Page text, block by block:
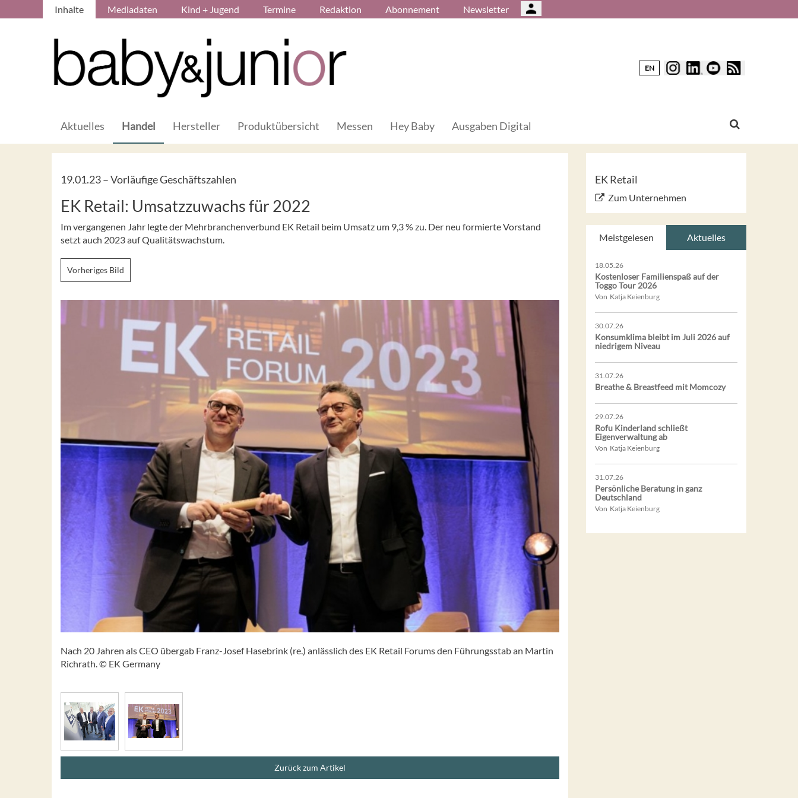
Inhalte Mediadaten Kind + Jugend Termine Redaktion Abonnement Newsletter
EN
Aktuelles Handel Hersteller Produktübersicht Messen Hey Baby Ausgaben Digital
19.01.23 –Vorläufige Geschäftszahlen
EK Retail: Umsatzzuwachs für 2022
Im vergangenen Jahr legte der Mehrbranchenverbund EK Retail beim Umsatz um 9,3 % zu. Der neu formierte Vorstand
setzt auch 2023 auf Qualitätswachstum.
Vorheriges Bild
Nach 20 Jahren als CEO übergab Franz-Josef Hasebrink (re.) anlässlich des EK Retail Forums den Führungsstab an Martin
Richrath. © EK Germany
Zurück zum Artikel
EK Retail
Zum Unternehmen
Meistgelesen Aktuelles
18.05.26
Kostenloser Familienspaß auf der
Toggo Tour 2026
Von Katja Keienburg
30.07.26
Konsumklima bleibt im Juli 2026 auf
niedrigem Niveau
31.07.26
Breathe & Breastfeed mit Momcozy
29.07.26
Rofu Kinderland schließt
Eigenverwaltung ab
Von Katja Keienburg
31.07.26
Persönliche Beratung in ganz
Deutschland
Von Katja Keienburg